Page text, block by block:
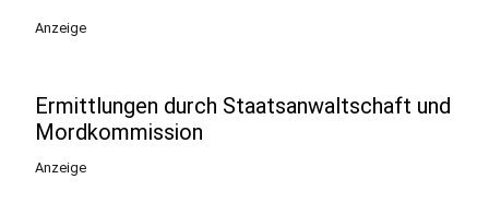
Anzeige
Ermittlungen durch Staatsanwaltschaft und
Mordkommission
Anzeige